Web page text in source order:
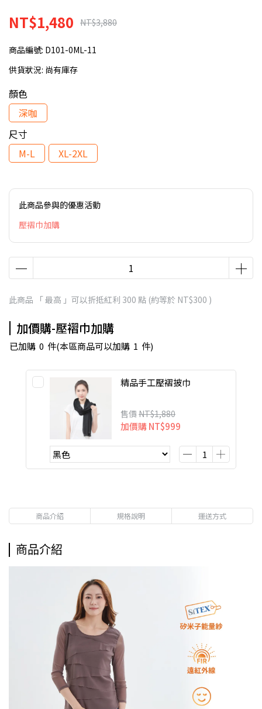
NT$1,480 NT$3,880
商品編號: D101-0ML-11
供貨狀況: 尚有庫存
顏色
深咖
尺寸
M-L
XL-2XL
此商品參與的優惠活動
壓褶巾加購
此商品 「 最高 」可以折抵紅利 300 點 (約等於 NT$300 )
加價購-壓褶巾加購
已加購 0 件(本區商品可以加購 1 件)
精品手工壓褶披巾
售價 NT$1,880
加價購NT$999
商品介紹 規格說明 運送方式
商品介紹